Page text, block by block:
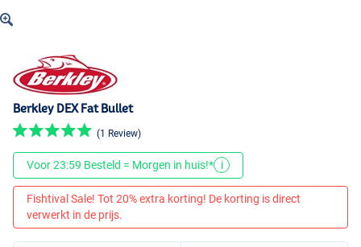
Berkley DEX Fat Bullet
(1 Review)
Voor 23:59 Besteld = Morgen in huis!* i
Fishtival Sale! Tot 20% extra korting! De korting is direct
verwerkt in de prijs.